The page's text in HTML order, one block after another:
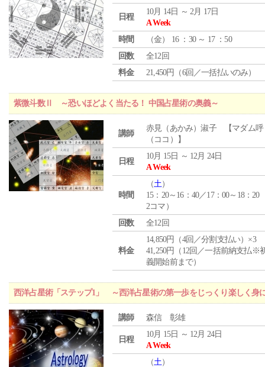
日程
10月 14日 ～ 2月 17日
A Week
時間
（金） 16 ：30 ～ 17 ：50
回数
全12回
料金
21,450円（6回／一括払いのみ）
紫微斗数Ⅱ ～恐いほどよく当たる！ 中国占星術の奥義～
講師
赤見（あかみ）淑子 【マダム呼
（ココ）】
日程
10月 15日 ～ 12月 24日
A Week
時間
（土）
15：20～16：40／17：00～18：20
2コマ）
回数
全12回
料金
14,850円（4回／分割支払い）×3
41,250円（12回／一括前納支払※
義開始前まで）
西洋占星術「ステップ1」 ～西洋占星術の第一歩をじっくり楽しく身
講師 森信 彰雄
日程
10月 15日 ～ 12月 24日
A Week
（土）